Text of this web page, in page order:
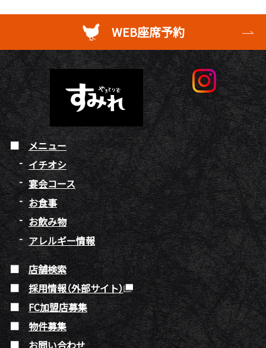
WEB座席予約
メニュー
イチオシ
宴会コース
お食事
お飲み物
アレルギー情報
店舗検索
採用情報（外部サイト）
FC加盟店募集
物件募集
お問い合わせ